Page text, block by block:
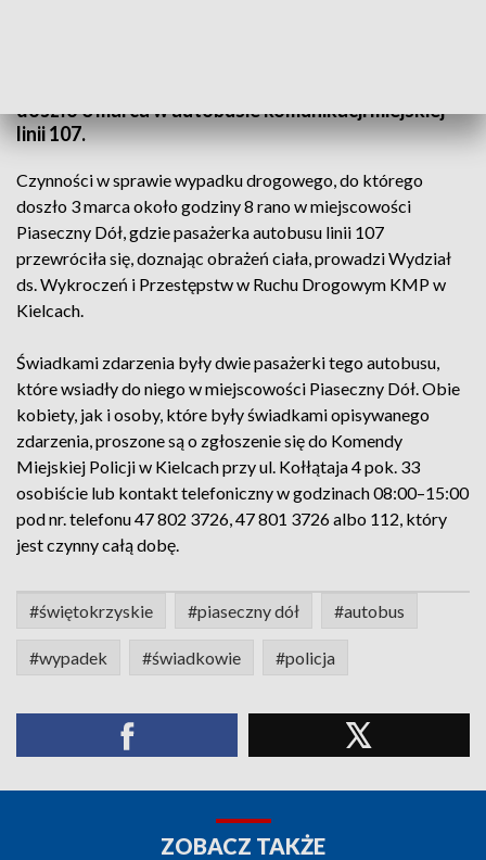
doszło 3 marca w autobusie komunikacji miejskiej
linii 107.
Czynności w sprawie wypadku drogowego, do którego
doszło 3 marca około godziny 8 rano w miejscowości
Piaseczny Dół, gdzie pasażerka autobusu linii 107
przewróciła się, doznając obrażeń ciała, prowadzi Wydział
ds. Wykroczeń i Przestępstw w Ruchu Drogowym KMP w
Kielcach.
Świadkami zdarzenia były dwie pasażerki tego autobusu,
które wsiadły do niego w miejscowości Piaseczny Dół. Obie
kobiety, jak i osoby, które były świadkami opisywanego
zdarzenia, proszone są o zgłoszenie się do Komendy
Miejskiej Policji w Kielcach przy ul. Kołłątaja 4 pok. 33
osobiście lub kontakt telefoniczny w godzinach 08:00–15:00
pod nr. telefonu 47 802 3726, 47 801 3726 albo 112, który
jest czynny całą dobę.
#świętokrzyskie #piaseczny dół #autobus
#wypadek #świadkowie #policja
ZOBACZ TAKŻE